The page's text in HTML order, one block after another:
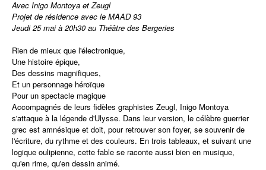
Avec Inigo Montoya et Zeugl
Projet de résidence avec le MAAD 93
Jeudi 25 mai à 20h30 au Théâtre des Bergeries
Rien de mieux que l'électronique,
Une histoire épique,
Des dessins magnifiques,
Et un personnage héroïque
Pour un spectacle magique
Accompagnés de leurs fidèles graphistes Zeugl, Inigo Montoya
s'attaque à la légende d'Ulysse. Dans leur version, le célèbre guerrier
grec est amnésique et doit, pour retrouver son foyer, se souvenir de
l'écriture, du rythme et des couleurs. En trois tableaux, et suivant une
logique oulipienne, cette fable se raconte aussi bien en musique,
qu'en rime, qu'en dessin animé.